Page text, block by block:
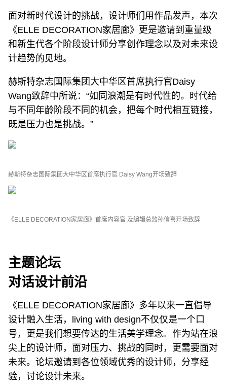
面对新时代设计的挑战，设计师们用作品发声，本次
《ELLE DECORATION家居廊》更是邀请到重量级
和新生代各个阶段设计师分享创作理念以及对未来设
计趋势的见地。
赫斯特杂志国际集团大中华区首席执行官Daisy
Wang致辞中所说：“如同浪潮是有时代性的。时代给
与不同年龄阶段不同的机会，把每个时代相互链接，
既是压力也是挑战。”
赫斯特杂志国际集团大中华区首席执行官 Daisy Wang开场致辞
《ELLE DECORATION家居廊》首席内容官 及编辑总监孙信喜开场致辞
主题论坛
对话设计前沿
《ELLE DECORATION家居廊》多年以来一直倡导
设计融入生活，living with design不仅仅是一个口
号，更是我们想要传达的生活美学理念。作为站在浪
尖上的设计师，面对压力、挑战的同时，更需要面对
未来。论坛邀请到各位领域优秀的设计师，分享经
验，讨论设计未来。